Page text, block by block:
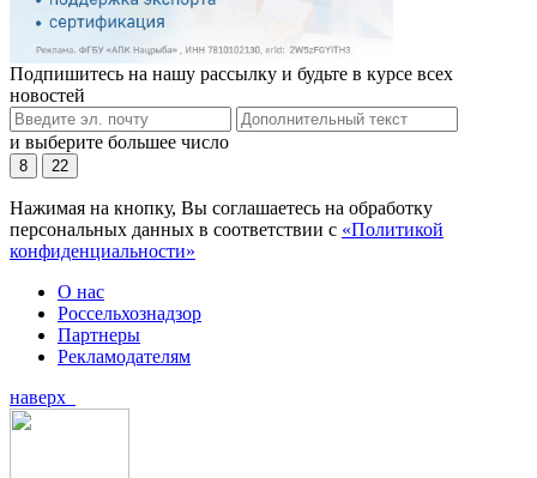
Подпишитесь на нашу рассылку и будьте в курсе всех
новостей
и выберите большее число
8 22
Нажимая на кнопку, Вы соглашаетесь на обработку
персональных данных в соответствии с «Политикой
конфиденциальности»
О нас
Россельхознадзор
Партнеры
Рекламодателям
наверх